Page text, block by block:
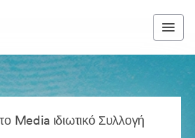
Media ιδιωτικό Συλλογή